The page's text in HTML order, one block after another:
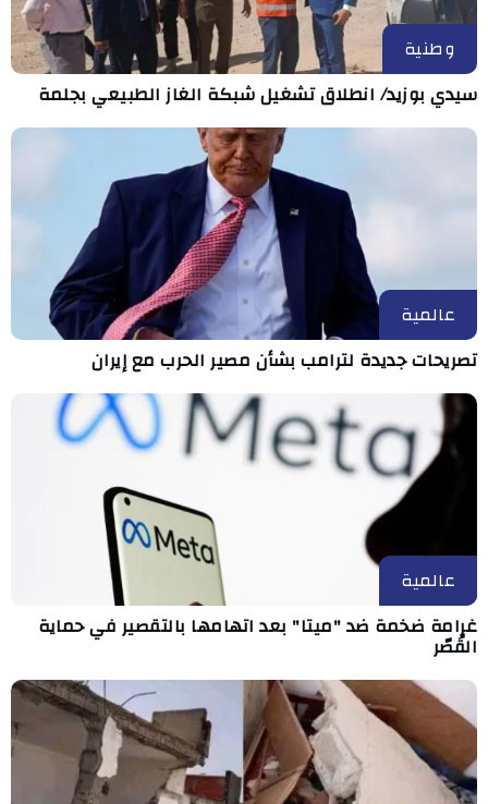
وطنية
سيدي بوزيد/ انطلاق تشغيل شبكة الغاز الطبيعي بجلمة
عالمية
تصريحات جديدة لترامب بشأن مصير الحرب مع إيران
عالمية
غرامة ضخمة ضد "ميتا" بعد اتهامها بالتقصير في حماية
القُصّر